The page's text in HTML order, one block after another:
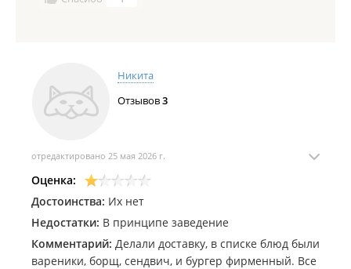
Никита
Отзывов3
отредактировано 25 мая 2026 г.
Оценка:
Достоинства: Их нет
Недостатки: В принципе заведение
Комментарий: Делали доставку, в списке блюд были
вареники, борщ, сендвич, и бургер фирменный. Все